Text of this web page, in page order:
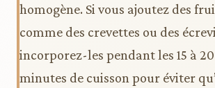
homogène. Si vous ajoutez des
comme des crevettes ou des
incorporez-les pendant les 15 à
minutes de cuisson pour éviter